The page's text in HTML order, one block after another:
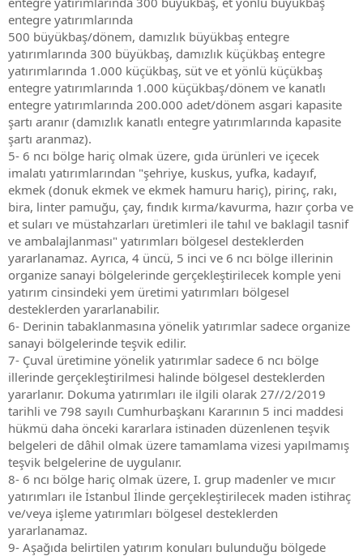
entegre yatırımlarında
500 büyükbaş/dönem, damızlık büyükbaş entegre
yatırımlarında 300 büyükbaş, damızlık küçükbaş entegre
yatırımlarında 1.000 küçükbaş, süt ve et yönlü küçükbaş
entegre yatırımlarında 1.000 küçükbaş/dönem ve kanatlı
entegre yatırımlarında 200.000 adet/dönem asgari kapasite
şartı aranır (damızlık kanatlı entegre yatırımlarında kapasite
şartı aranmaz).
5- 6 ncı bölge hariç olmak üzere, gıda ürünleri ve içecek
imalatı yatırımlarından "şehriye, kuskus, yufka, kadayıf,
ekmek (donuk ekmek ve ekmek hamuru hariç), pirinç, rakı,
bira, linter pamuğu, çay, fındık kırma/kavurma, hazır çorba ve
et suları ve müstahzarları üretimleri ile tahıl ve baklagil tasnif
ve ambalajlanması" yatırımları bölgesel desteklerden
yararlanamaz. Ayrıca, 4 üncü, 5 inci ve 6 ncı bölge illerinin
organize sanayi bölgelerinde gerçekleştirilecek komple yeni
yatırım cinsindeki yem üretimi yatırımları bölgesel
desteklerden yararlanabilir.
6- Derinin tabaklanmasına yönelik yatırımlar sadece organize
sanayi bölgelerinde teşvik edilir.
7- Çuval üretimine yönelik yatırımlar sadece 6 ncı bölge
illerinde gerçekleştirilmesi halinde bölgesel desteklerden
yararlanır. Dokuma yatırımları ile ilgili olarak 27//2/2019
tarihli ve 798 sayılı Cumhurbaşkanı Kararının 5 inci maddesi
hükmü daha önceki kararlara istinaden düzenlenen teşvik
belgeleri de dâhil olmak üzere tamamlama vizesi yapılmamış
teşvik belgelerine de uygulanır.
8- 6 ncı bölge hariç olmak üzere, I. grup madenler ve mıcır
yatırımları ile İstanbul İlinde gerçekleştirilecek maden istihraç
ve/veya işleme yatırımları bölgesel desteklerden
yararlanamaz.
9- Aşağıda belirtilen yatırım konuları bulunduğu bölgede